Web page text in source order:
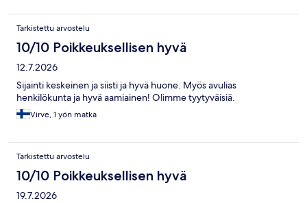
Tarkistettu arvostelu
10/10 Poikkeuksellisen hyvä
12.7.2026
Sijainti keskeinen ja siisti ja hyvä huone. Myös avulias
henkilökunta ja hyvä aamiainen! Olimme tyytyväisiä.
Virve, 1 yön matka
Tarkistettu arvostelu
10/10 Poikkeuksellisen hyvä
19.7.2026